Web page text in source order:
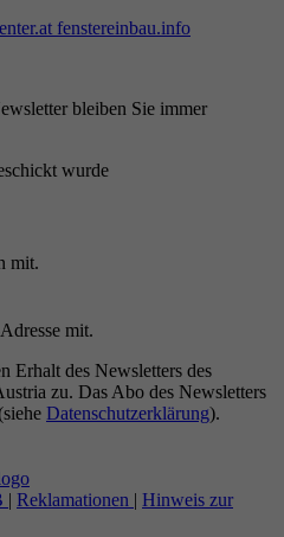
fenstereinbau.info
bleiben Sie immer
wurde
mit.
mit.
Erhalt des Newsletters des
zu. Das Abo des Newsletters
Datenschutzerklärung).
| Reklamationen | Hinweis zur